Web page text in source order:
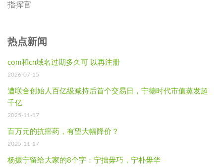
指挥官
热点新闻
com和cn域名过期多久可 以再注册
2026-07-15
遭联合创始人百亿级减持后首个交易日，宁德时代市值蒸发超
千亿
2025-11-17
百万元的抗癌药，有望大幅降价？
2025-11-17
杨振宁留给大家的8个字：宁拙毋巧，宁朴毋华